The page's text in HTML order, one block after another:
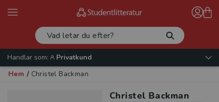
Handlar som:
Privatkund
Hem / Christel Backman
Christel Backman